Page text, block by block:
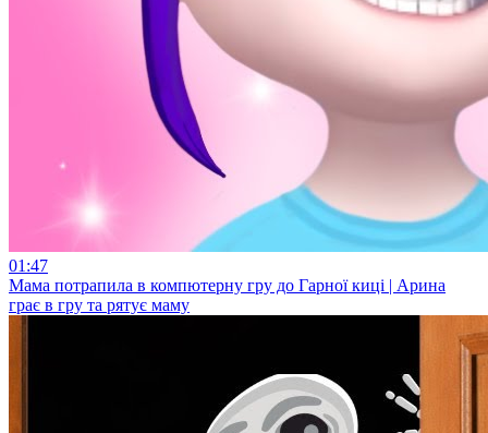
01:47
Мама потрапила в компютерну гру до Гарної киці | Арина
грає в гру та рятує маму